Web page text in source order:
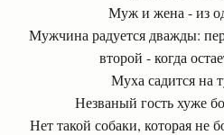
Муж и жена - из
Мужчина радуется дважды:
второй - когда
Муха садится на
Незваный гость хуже
Нет такой собаки, которая не